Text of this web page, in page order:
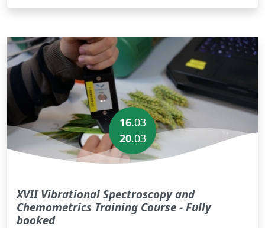
16.03
20.03
XVII Vibrational Spectroscopy and
Chemometrics Training Course - Fully
booked